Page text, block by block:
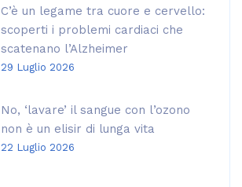
C’è un legame tra cuore e cervello:
scoperti i problemi cardiaci che
scatenano l’Alzheimer
29 Luglio 2026
No, ‘lavare’ il sangue con l’ozono
non è un elisir di lunga vita
22 Luglio 2026